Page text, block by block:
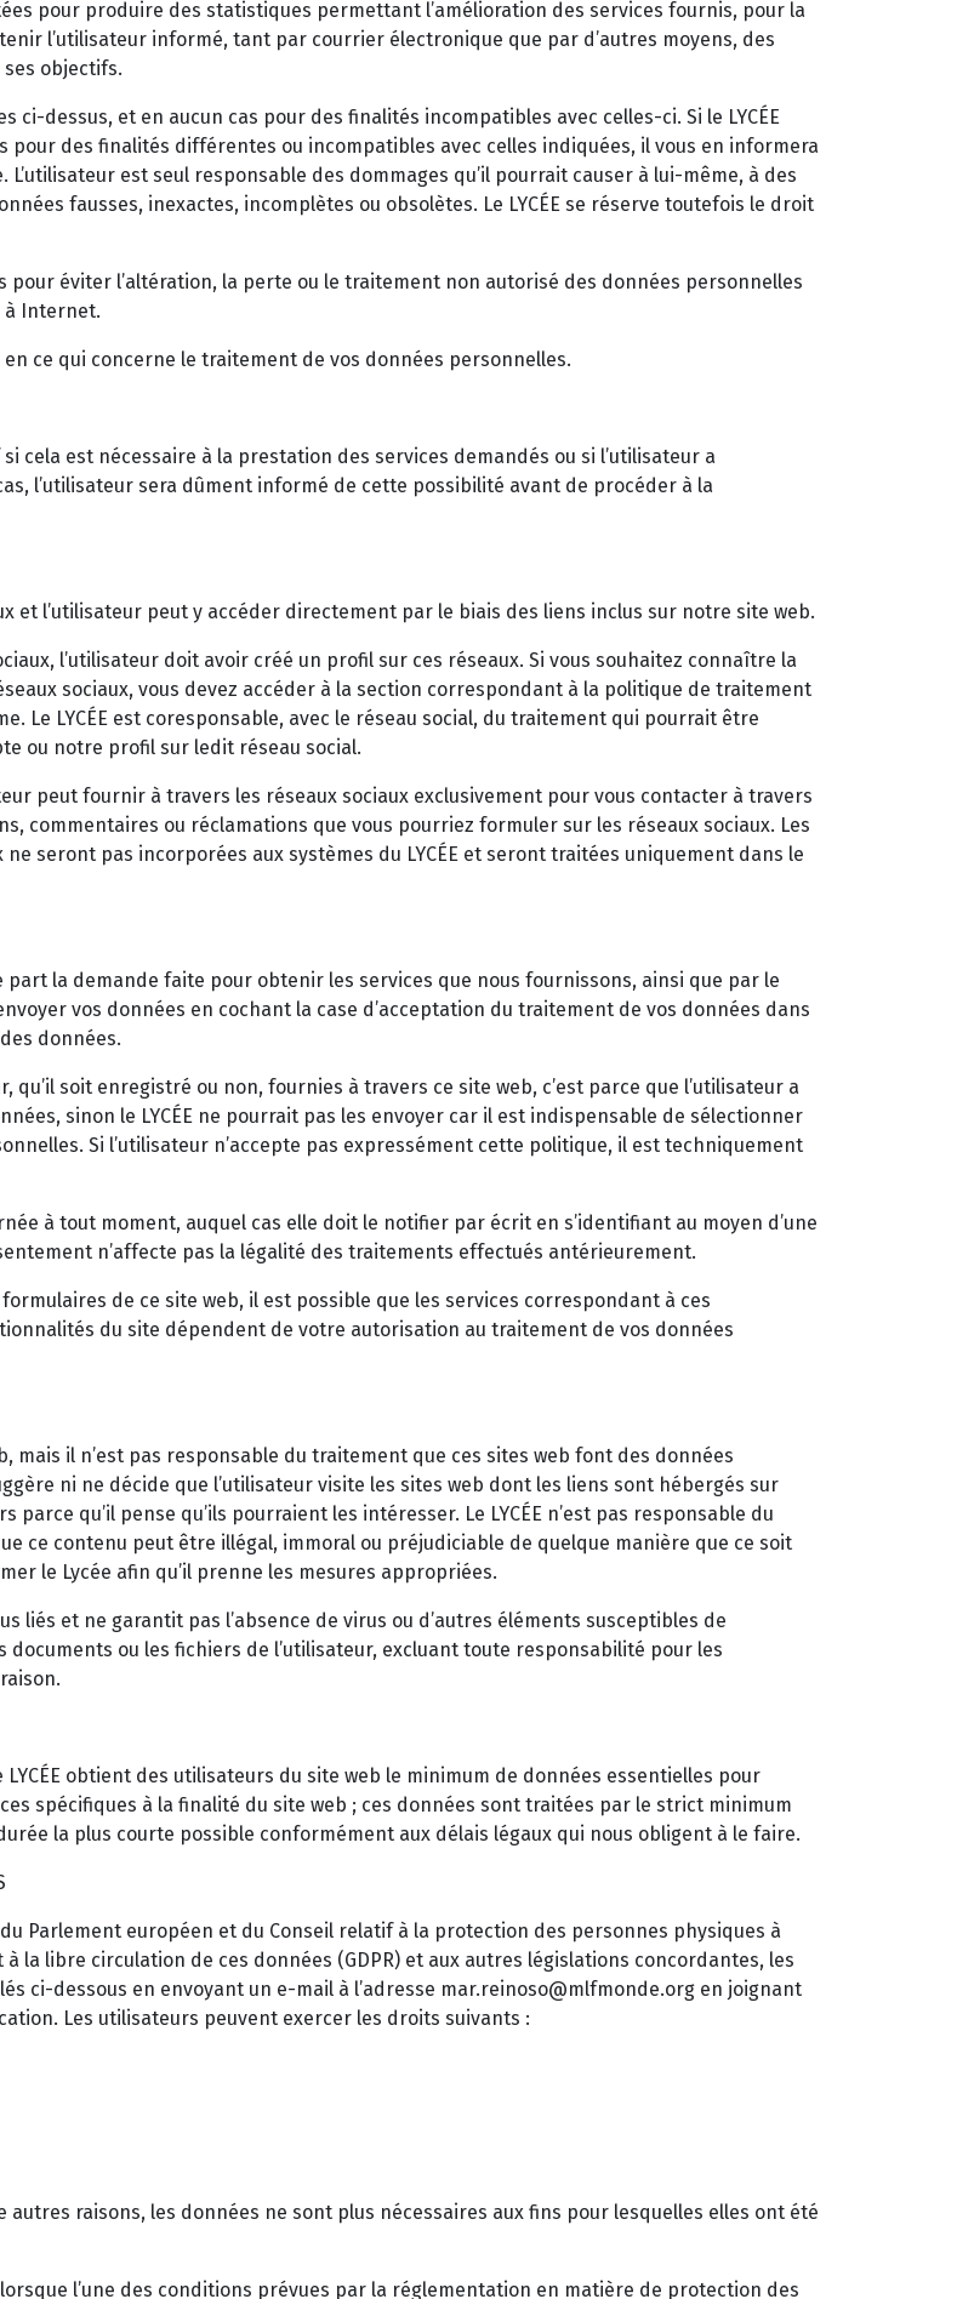
pour produire des statistiques permettant l’amélioration des services fournis, pour la
l’utilisateur informé, tant par courrier électronique que par d’autres moyens, des
ses objectifs.
dessus, et en aucun cas pour des finalités incompatibles avec celles-ci. Si le LYCÉE
des finalités différentes ou incompatibles avec celles indiquées, il vous en informera
est seul responsable des dommages qu’il pourrait causer à lui-même, à des
fausses, inexactes, incomplètes ou obsolètes. Le LYCÉE se réserve toutefois le droit
pour éviter l’altération, la perte ou le traitement non autorisé des données personnelles
à Internet.
ce qui concerne le traitement de vos données personnelles.
cela est nécessaire à la prestation des services demandés ou si l’utilisateur a
l’utilisateur sera dûment informé de cette possibilité avant de procéder à la
et l’utilisateur peut y accéder directement par le biais des liens inclus sur notre site web.
l’utilisateur doit avoir créé un profil sur ces réseaux. Si vous souhaitez connaître la
sociaux, vous devez accéder à la section correspondant à la politique de traitement
Le LYCÉE est coresponsable, avec le réseau social, du traitement qui pourrait être
ou notre profil sur ledit réseau social.
peut fournir à travers les réseaux sociaux exclusivement pour vous contacter à travers
commentaires ou réclamations que vous pourriez formuler sur les réseaux sociaux. Les
seront pas incorporées aux systèmes du LYCÉE et seront traitées uniquement dans le
part la demande faite pour obtenir les services que nous fournissons, ainsi que par le
vos données en cochant la case d’acceptation du traitement de vos données dans
données.
qu’il soit enregistré ou non, fournies à travers ce site web, c’est parce que l’utilisateur a
sinon le LYCÉE ne pourrait pas les envoyer car il est indispensable de sélectionner
Si l’utilisateur n’accepte pas expressément cette politique, il est techniquement
à tout moment, auquel cas elle doit le notifier par écrit en s’identifiant au moyen d’une
n’affecte pas la légalité des traitements effectués antérieurement.
de ce site web, il est possible que les services correspondant à ces
du site dépendent de votre autorisation au traitement de vos données
mais il n’est pas responsable du traitement que ces sites web font des données
ni ne décide que l’utilisateur visite les sites web dont les liens sont hébergés sur
qu’il pense qu’ils pourraient les intéresser. Le LYCÉE n’est pas responsable du
ce contenu peut être illégal, immoral ou préjudiciable de quelque manière que ce soit
le Lycée afin qu’il prenne les mesures appropriées.
liés et ne garantit pas l’absence de virus ou d’autres éléments susceptibles de
ou les fichiers de l’utilisateur, excluant toute responsabilité pour les
obtient des utilisateurs du site web le minimum de données essentielles pour
spécifiques à la finalité du site web ; ces données sont traitées par le strict minimum
la plus courte possible conformément aux délais légaux qui nous obligent à le faire.
Parlement européen et du Conseil relatif à la protection des personnes physiques à
la libre circulation de ces données (GDPR) et aux autres législations concordantes, les
ci-dessous en envoyant un e-mail à l’adresse mar.reinoso@mlfmonde.org en joignant
Les utilisateurs peuvent exercer les droits suivants :
raisons, les données ne sont plus nécessaires aux fins pour lesquelles elles ont été
l’une des conditions prévues par la réglementation en matière de protection des